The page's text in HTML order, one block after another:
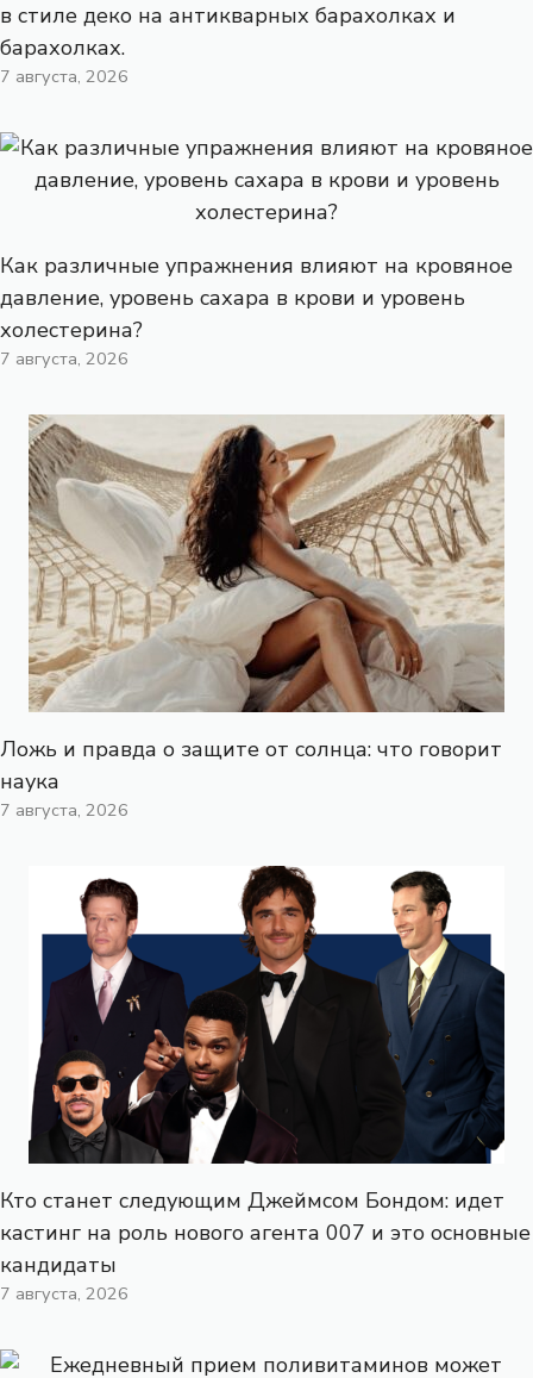
в стиле деко на антикварных барахолках и
барахолках.
7 августа, 2026
Как различные упражнения влияют на кровяное
давление, уровень сахара в крови и уровень
холестерина?
7 августа, 2026
Ложь и правда о защите от солнца: что говорит
наука
7 августа, 2026
Кто станет следующим Джеймсом Бондом: идет
кастинг на роль нового агента 007 и это основные
кандидаты
7 августа, 2026